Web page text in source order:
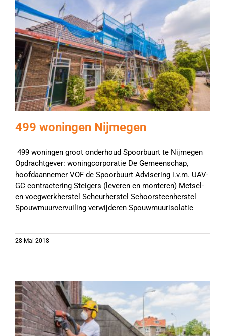
499 woningen Nijmegen
499 woningen groot onderhoud Spoorbuurt te Nijmegen
Opdrachtgever: woningcorporatie De Gemeenschap,
hoofdaannemer VOF de Spoorbuurt Advisering i.v.m. UAV-
GC contractering Steigers (leveren en monteren) Metsel-
en voegwerkherstel Scheurherstel Schoorsteenherstel
Spouwmuurvervuiling verwijderen Spouwmuurisolatie
28 Mai 2018